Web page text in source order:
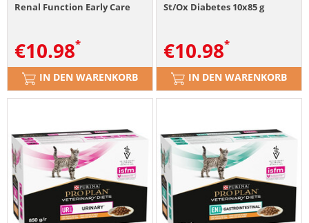
Renal Function Early Care
€10.98
IN DEN WARENKORB
St/Ox Diabetes 10x85 g
€10.98
IN DEN WARENKORB